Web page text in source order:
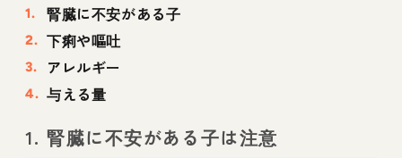
腎臓に不安がある子
下痢や嘔吐
アレルギー
与える量
1. 腎臓に不安がある子は注意